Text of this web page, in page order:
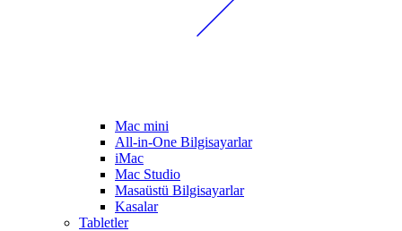
Mac mini
All-in-One Bilgisayarlar
iMac
Mac Studio
Masaüstü Bilgisayarlar
Kasalar
Tabletler